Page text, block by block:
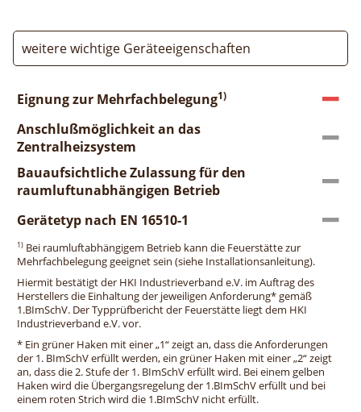
weitere wichtige Geräteeigenschaften
Eignung zur Mehrfachbelegung1)
Anschlußmöglichkeit an das
Zentralheizsystem
Bauaufsichtliche Zulassung für den
raumluftunabhängigen Betrieb
Gerätetyp nach EN 16510-1
1) Bei raumluftabhängigem Betrieb kann die Feuerstätte zur
Mehrfachbelegung geeignet sein (siehe Installationsanleitung).
Hiermit bestätigt der HKI Industrieverband e.V. im Auftrag des
Herstellers die Einhaltung der jeweiligen Anforderung* gemäß
1.BImSchV. Der Typprüfbericht der Feuerstätte liegt dem HKI
Industrieverband e.V. vor.
* Ein grüner Haken mit einer „1“ zeigt an, dass die Anforderungen
der 1. BImSchV erfüllt werden, ein grüner Haken mit einer „2“ zeigt
an, dass die 2. Stufe der 1. BImSchV erfüllt wird. Bei einem gelben
Haken wird die Übergangsregelung der 1.BImSchV erfüllt und bei
einem roten Strich wird die 1.BImSchV nicht erfüllt.